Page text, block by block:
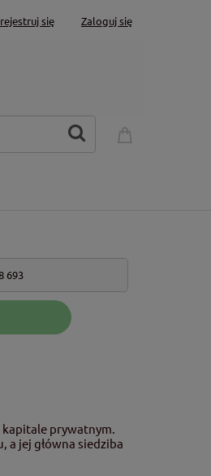
się Zaloguj się
693
kapitale prywatnym.
a jej główna siedziba